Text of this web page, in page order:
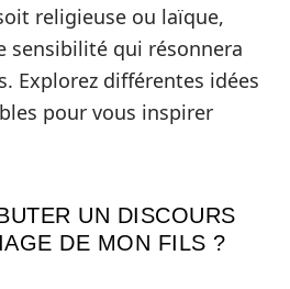
religieuse ou laïque,
sensibilité qui résonnera
Explorez différentes idées
pour vous inspirer
UN DISCOURS
DE MON FILS ?